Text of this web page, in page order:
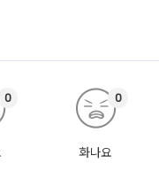
0
화나요
0